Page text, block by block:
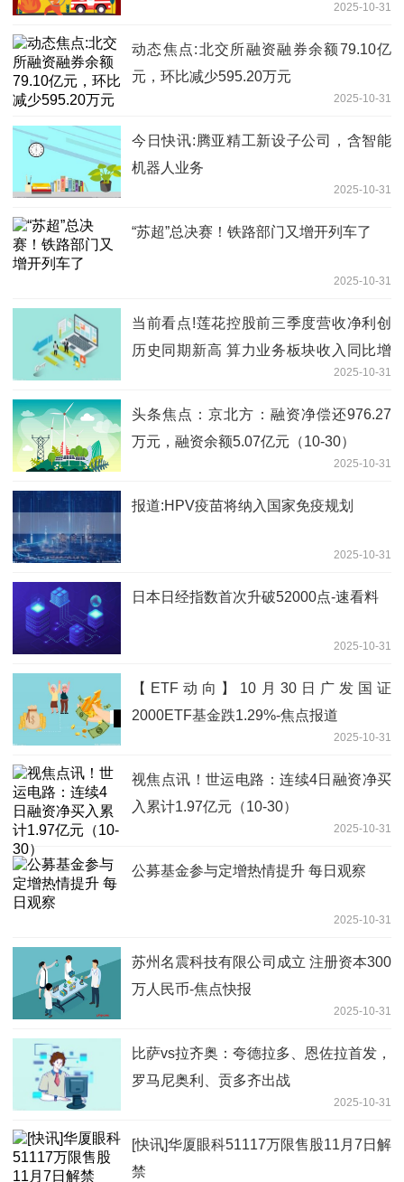
2025-10-31
动态焦点:北交所融资融券余额79.10亿
元，环比减少595.20万元
2025-10-31
今日快讯:腾亚精工新设子公司，含智能
机器人业务
2025-10-31
“苏超”总决赛！铁路部门又增开列车了
2025-10-31
当前看点!莲花控股前三季度营收净利创
历史同期新高 算力业务板块收入同比增
2025-10-31
头条焦点：京北方：融资净偿还976.27
万元，融资余额5.07亿元（10-30）
2025-10-31
报道:HPV疫苗将纳入国家免疫规划
2025-10-31
日本日经指数首次升破52000点-速看料
2025-10-31
【ETF动向】10月30日广发国证
2000ETF基金跌1.29%-焦点报道
2025-10-31
视焦点讯！世运电路：连续4日融资净买
入累计1.97亿元（10-30）
2025-10-31
公募基金参与定增热情提升 每日观察
2025-10-31
苏州名震科技有限公司成立 注册资本300
万人民币-焦点快报
2025-10-31
比萨vs拉齐奥：夸德拉多、恩佐拉首发，
罗马尼奥利、贡多齐出战
2025-10-31
[快讯]华厦眼科51117万限售股11月7日解
禁